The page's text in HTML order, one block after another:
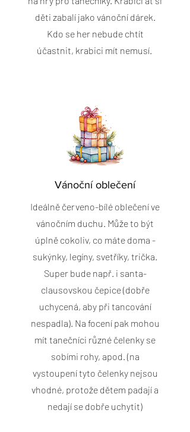
děti zabalí jako vánoční dárek.
Kdo se her nebude chtít
účastnit, krabici mít nemusí.
Vánoční oblečení
Ideálně červeno-bílé oblečení ve
vánočním duchu. Může to být
úplně cokoliv, co máte doma -
sukýnky, legíny, svetříky, trička.
Super bude např. i santa-
clausovskou čepice (dobře
uchycená, aby při tancování
nespadla). Na focení pak mohou
mít tanečníci různé čelenky se
sobími rohy, apod. (na
vystoupení tyto čelenky nejsou
vhodné, protože dětem padají a
nedají se dobře uchytit)